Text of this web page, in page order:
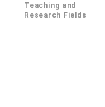
Teaching and
Research Fields